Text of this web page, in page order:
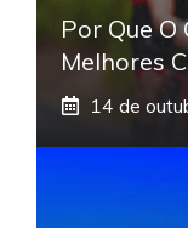
Por Que O
Melhores
14 de